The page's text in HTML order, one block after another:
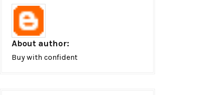
About author:
Buy with confident